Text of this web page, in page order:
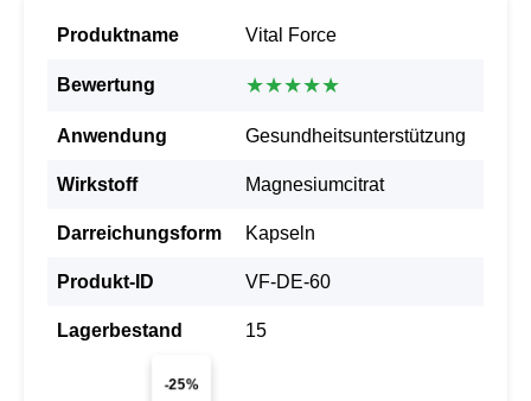
Produktname Vital Force
Bewertung ★★★★★
Anwendung Gesundheitsunterstützung
Wirkstoff Magnesiumcitrat
Darreichungsform Kapseln
Produkt-ID VF-DE-60
Lagerbestand 15
-25%